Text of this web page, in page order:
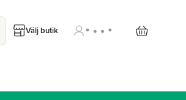
Välj butik